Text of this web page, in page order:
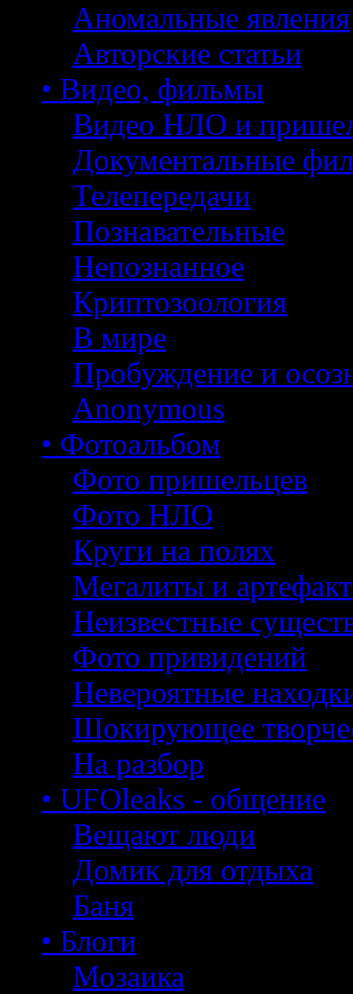
Аномальные явления
Авторские статьи
• Видео, фильмы
Видео НЛО и
Документальные
Телепередачи
Познавательные
Непознанное
Криптозоология
В мире
Пробуждение и
Anonymous
• Фотоальбом
Фото пришельцев
Фото НЛО
Круги на полях
Мегалиты и
Неизвестные
Фото привидений
Невероятные
Шокирующее
На разбор
• UFOleaks - общение
Вещают люди
Домик для отдыха
Баня
• Блоги
Мозаика